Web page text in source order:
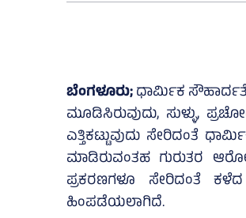
ಬೆಂಗಳೂರು;ಧಾರ್ಮಿಕ
ಮೂಡಿಸಿರುವುದು, ಸುಳ್ಳು,
ಎತ್ತಿಕಟ್ಟುವುದು ಸೇರಿದಂತೆ
ಮಾಡಿರುವಂತಹ ಗುರುತರ
ಪ್ರಕರಣಗಳೂ ಸೇರಿದಂತೆ
ಹಿಂಪಡೆಯಲಾಗಿದೆ.